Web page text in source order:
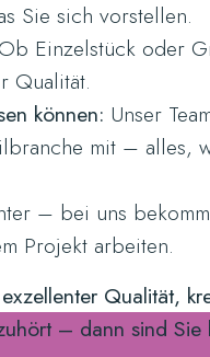
Sie sich vorstellen.
Einzelstück oder
Qualität.
können: Unser
mit – alles,
– bei uns
Projekt arbeiten.
Qualität,
– dann sind Sie